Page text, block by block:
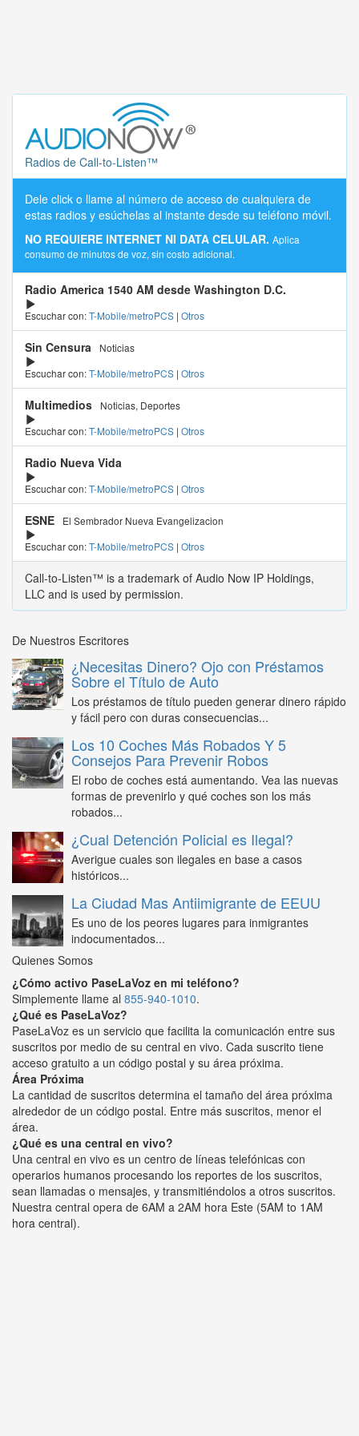
Radios de Call-to-Listen™
Dele click o llame al número de acceso de cualquiera de
estas radios y esúchelas al instante desde su teléfono móvil.
NO REQUIERE INTERNET NI DATA CELULAR. Aplica
consumo de minutos de voz, sin costo adicional.
Radio America 1540 AM desde Washington D.C.
Escuchar con:T-Mobile/metroPCS | Otros
Sin Censura
Noticias
Escuchar con:T-Mobile/metroPCS | Otros
Multimedios
Noticias, Deportes
Escuchar con:T-Mobile/metroPCS | Otros
Radio Nueva Vida
Escuchar con:T-Mobile/metroPCS | Otros
ESNE
El Sembrador Nueva Evangelizacion
Escuchar con:T-Mobile/metroPCS | Otros
Call-to-Listen™ is a trademark of Audio Now IP Holdings,
LLC and is used by permission.
De Nuestros Escritores
¿Necesitas Dinero? Ojo con Préstamos
Sobre el Título de Auto
Los préstamos de título pueden generar dinero rápido
y fácil pero con duras consecuencias...
Los 10 Coches Más Robados Y 5
Consejos Para Prevenir Robos
El robo de coches está aumentando. Vea las nuevas
formas de prevenirlo y qué coches son los más
robados...
¿Cual Detención Policial es Ilegal?
Averigue cuales son ilegales en base a casos
históricos...
La Ciudad Mas Antiimigrante de EEUU
Es uno de los peores lugares para inmigrantes
indocumentados...
Quienes Somos
¿Cómo activo PaseLaVoz en mi teléfono?
Simplemente llame al 855-940-1010.
¿Qué es PaseLaVoz?
PaseLaVoz es un servicio que facilita la comunicación entre sus
suscritos por medio de su central en vivo. Cada suscrito tiene
acceso gratuito a un código postal y su área próxima.
Área Próxima
La cantidad de suscritos determina el tamaño del área próxima
alrededor de un código postal. Entre más suscritos, menor el
área.
¿Qué es una central en vivo?
Una central en vivo es un centro de líneas telefónicas con
operarios humanos procesando los reportes de los suscritos,
sean llamadas o mensajes, y transmitiéndolos a otros suscritos.
Nuestra central opera de 6AM a 2AM hora Este (5AM to 1AM
hora central).